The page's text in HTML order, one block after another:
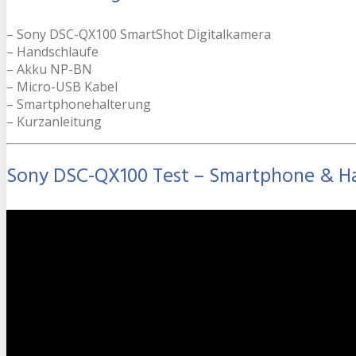
– Sony DSC-QX100 SmartShot Digitalkamera
– Handschlaufe
– Akku NP-BN
– Micro-USB Kabel
– Smartphonehalterung
– Kurzanleitung
Sony DSC-QX100 Test – Smartphone &